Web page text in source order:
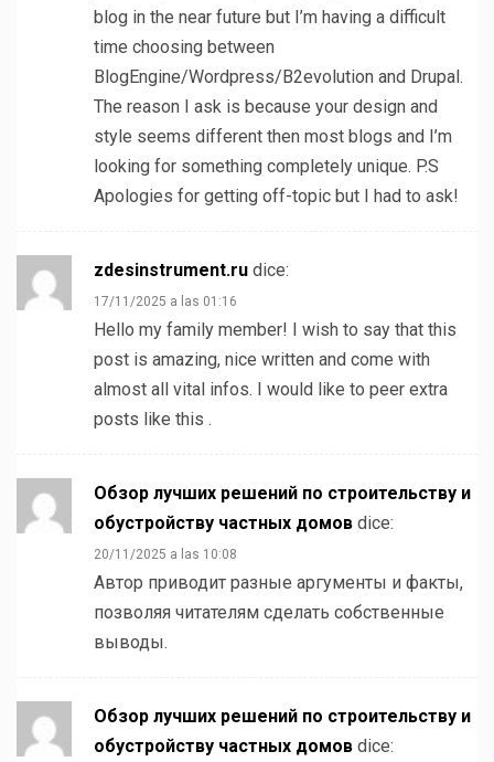
blog in the near future but I’m having a difficult
time choosing between
BlogEngine/Wordpress/B2evolution and Drupal.
The reason I ask is because your design and
style seems different then most blogs and I’m
looking for something completely unique. P.S
Apologies for getting off-topic but I had to ask!
zdesinstrument.ru dice:
17/11/2025 a las 01:16
Hello my family member! I wish to say that this
post is amazing, nice written and come with
almost all vital infos. I would like to peer extra
posts like this .
Обзор лучших решений по строительству и
обустройству частных домов dice:
20/11/2025 a las 10:08
Автор приводит разные аргументы и факты,
позволяя читателям сделать собственные
выводы.
Обзор лучших решений по строительству и
обустройству частных домов dice: